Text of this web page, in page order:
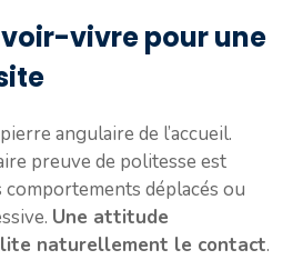
vivre pour une
angulaire de l’accueil.
preuve de politesse est
comportements déplacés ou
Une attitude
naturellement le contact.